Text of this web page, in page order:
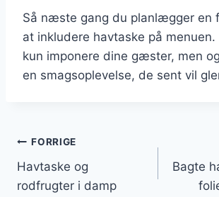
Så næste gang du planlægger en
at inkludere havtaske på menuen.
kun imponere dine gæster, men
en smagsoplevelse, de sent vil
Indlægsnavigation
FORRIGE
Havtaske og
rodfrugter i damp
Bagte